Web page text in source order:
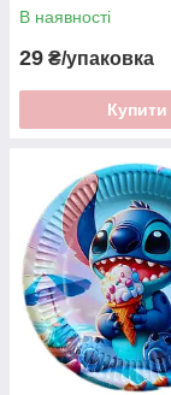
В наявності
29 ₴/упаковка
Купити